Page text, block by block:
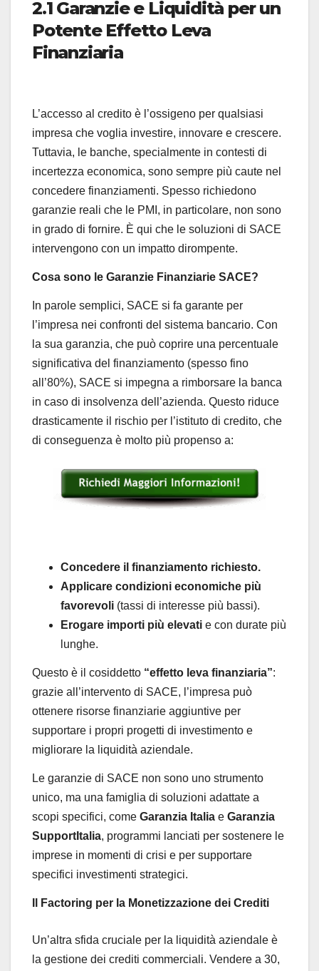
2.1 Garanzie e Liquidità per un
Potente Effetto Leva
Finanziaria
L’accesso al credito è l’ossigeno per qualsiasi
impresa che voglia investire, innovare e crescere.
Tuttavia, le banche, specialmente in contesti di
incertezza economica, sono sempre più caute nel
concedere finanziamenti. Spesso richiedono
garanzie reali che le PMI, in particolare, non sono
in grado di fornire. È qui che le soluzioni di SACE
intervengono con un impatto dirompente.
Cosa sono le Garanzie Finanziarie SACE?
In parole semplici, SACE si fa garante per
l’impresa nei confronti del sistema bancario. Con
la sua garanzia, che può coprire una percentuale
significativa del finanziamento (spesso fino
all’80%), SACE si impegna a rimborsare la banca
in caso di insolvenza dell’azienda. Questo riduce
drasticamente il rischio per l’istituto di credito, che
di conseguenza è molto più propenso a:
Concedere il finanziamento richiesto.
Applicare condizioni economiche più
favorevoli (tassi di interesse più bassi).
Erogare importi più elevati e con durate più
lunghe.
Questo è il cosiddetto “effetto leva finanziaria”:
grazie all’intervento di SACE, l’impresa può
ottenere risorse finanziarie aggiuntive per
supportare i propri progetti di investimento e
migliorare la liquidità aziendale.
Le garanzie di SACE non sono uno strumento
unico, ma una famiglia di soluzioni adattate a
scopi specifici, come Garanzia Italia e Garanzia
SupportItalia, programmi lanciati per sostenere le
imprese in momenti di crisi e per supportare
specifici investimenti strategici.
Il Factoring per la Monetizzazione dei Crediti
Un’altra sfida cruciale per la liquidità aziendale è
la gestione dei crediti commerciali. Vendere a 30,